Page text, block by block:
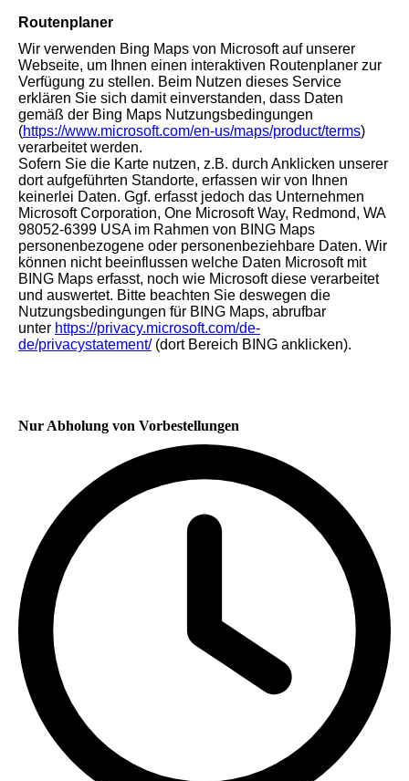
Routenplaner
Wir verwenden Bing Maps von Microsoft auf unserer
Webseite, um Ihnen einen interaktiven Routenplaner zur
Verfügung zu stellen. Beim Nutzen dieses Service
erklären Sie sich damit einverstanden, dass Daten
gemäß der Bing Maps Nutzungsbedingungen
(https://www.microsoft.com/en-us/maps/product/terms)
verarbeitet werden.
Sofern Sie die Karte nutzen, z.B. durch Anklicken unserer
dort aufgeführten Standorte, erfassen wir von Ihnen
keinerlei Daten. Ggf. erfasst jedoch das Unternehmen
Microsoft Corporation, One Microsoft Way, Redmond, WA
98052-6399 USA im Rahmen von BING Maps
personenbezogene oder personenbeziehbare Daten. Wir
können nicht beeinflussen welche Daten Microsoft mit
BING Maps erfasst, noch wie Microsoft diese verarbeitet
und auswertet. Bitte beachten Sie deswegen die
Nutzungsbedingungen für BING Maps, abrufbar
unter https://privacy.microsoft.com/de-
de/privacystatement/(dort Bereich BING anklicken).
Nur Abholung von Vorbestellungen